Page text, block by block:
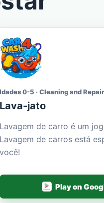
Idades 0-5 · Cleaning and Repair
Lava-jato
Lavagem de carro é um
Lavagem de carros está
você!
Play on